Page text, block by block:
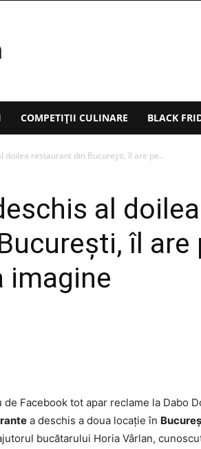
COMPETIȚII CULINARE BLACK
doilea restaurant din Bucureşti, îl are pe...
al doilea
îl are
imagine
Facebook tot apar reclame la Dabo
a deschis a doua locaţie în
bucătarului Horia Vârlan,